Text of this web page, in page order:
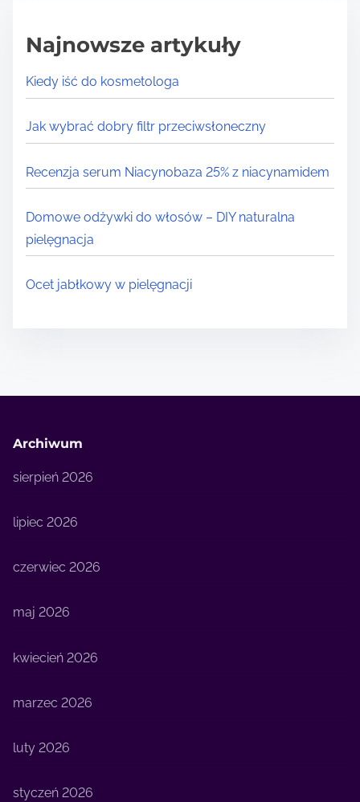
Najnowsze artykuły
Kiedy iść do kosmetologa
Jak wybrać dobry filtr przeciwsłoneczny
Recenzja serum Niacynobaza 25% z niacynamidem
Domowe odżywki do włosów – DIY naturalna
pielęgnacja
Ocet jabłkowy w pielęgnacji
Archiwum
sierpień 2026
lipiec 2026
czerwiec 2026
maj 2026
kwiecień 2026
marzec 2026
luty 2026
styczeń 2026